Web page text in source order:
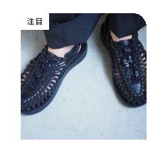
注目